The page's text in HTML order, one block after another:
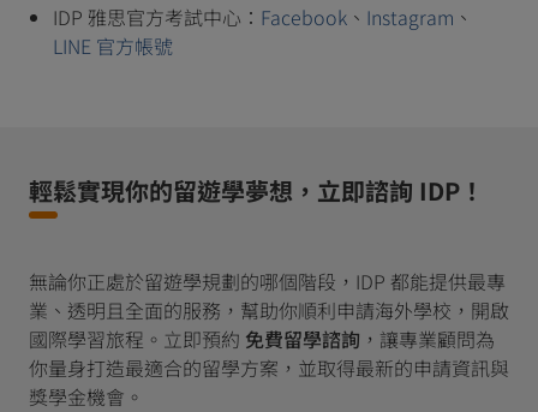
IDP 雅思官方考試中心： Facebook 、 Instagram 、
LINE 官方帳號
輕鬆實現你的留遊學夢想，立即諮詢 IDP！
無論你正處於留遊學規劃的哪個階段，IDP 都能提供最專
業、透明且全面的服務，幫助你順利申請海外學校，開啟
國際學習旅程。立即預約 免費留學諮詢 ，讓專業顧問為
你量身打造最適合的留學方案，並取得最新的申請資訊與
獎學金機會。